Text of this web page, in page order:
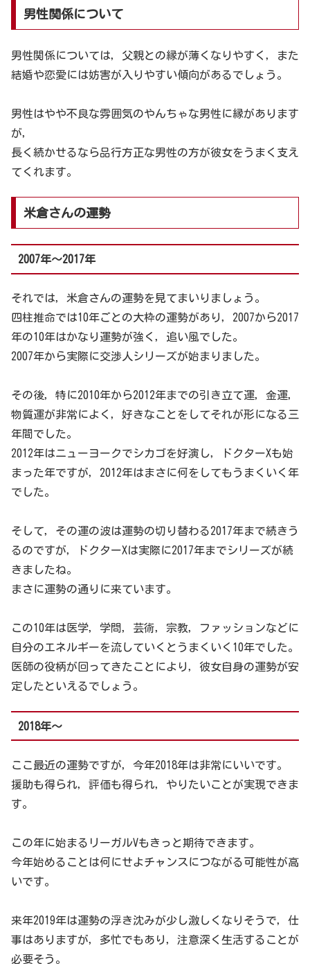
男性関係について
男性関係については，父親との縁が薄くなりやすく，また
結婚や恋愛には妨害が入りやすい傾向があるでしょう。
男性はやや不良な雰囲気のやんちゃな男性に縁があります
が，
長く続かせるなら品行方正な男性の方が彼女をうまく支え
てくれます。
米倉さんの運勢
2007年～2017年
それでは，米倉さんの運勢を見てまいりましょう。
四柱推命では10年ごとの大枠の運勢があり，2007から2017
年の10年はかなり運勢が強く，追い風でした。
2007年から実際に交渉人シリーズが始まりました。
その後，特に2010年から2012年までの引き立て運，金運，
物質運が非常によく，好きなことをしてそれが形になる三
年間でした。
2012年はニューヨークでシカゴを好演し，ドクターXも始
まった年ですが，2012年はまさに何をしてもうまくいく年
でした。
そして，その運の波は運勢の切り替わる2017年まで続きう
るのですが，ドクターXは実際に2017年までシリーズが続
きましたね。
まさに運勢の通りに来ています。
この10年は医学，学問，芸術，宗教，ファッションなどに
自分のエネルギーを流していくとうまくいく10年でした。
医師の役柄が回ってきたことにより，彼女自身の運勢が安
定したといえるでしょう。
2018年～
ここ最近の運勢ですが，今年2018年は非常にいいです。
援助も得られ，評価も得られ，やりたいことが実現できま
す。
この年に始まるリーガルVもきっと期待できます。
今年始めることは何にせよチャンスにつながる可能性が高
いです。
来年2019年は運勢の浮き沈みが少し激しくなりそうで，仕
事はありますが，多忙でもあり，注意深く生活することが
必要そう。